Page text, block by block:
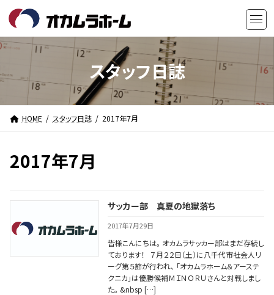
テ
ン
へ
キ
ゲ
ー
ョ
に
スタッフ日誌
HOME スタッフ日誌 2017年7月
2017年7月
サッカー部 真夏の地獄落ち
2017年7月29日
皆様こんにちは。 オカムラサッカー部はまだ存続し
ております！ ７月２２日（土）に八千代市社会人リ
ーグ第５節が行われ、 「オカムラホーム＆アーステ
クニカ」は優勝候補ＭＩＮＯＲＵさんと対戦しまし
た。 &nbsp […]